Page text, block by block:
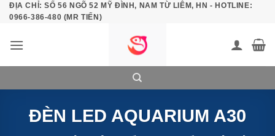
Bỏ
qua
dung
ĐỊA CHỈ: SỐ 56 NGÕ 52 MỸ ĐÌNH, NAM TỪ LIÊM, HN - HOTLINE:
0966-386-480 (MR TIẾN)
ĐÈN LED AQUARIUM A30